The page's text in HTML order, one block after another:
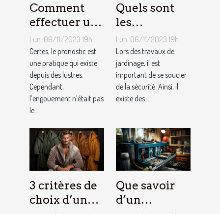
Comment
effectuer un
pronostic en
ligne ?
Lun. 06/11/2023 19h
Certes, le pronostic est
une pratique qui existe
depuis des lustres.
Cependant,
l’engouement n’était pas
le...
Quels sont
les
équipements
pour le
jardinage ?
Lun. 06/11/2023 19h
Lors des travaux de
jardinage, il est
important de se soucier
de la sécurité. Ainsi, il
existe des...
3 critères de
choix d’un
Que savoir
d’un